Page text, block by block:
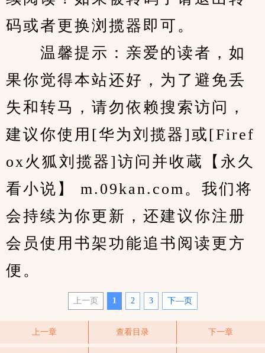
码或者更换浏揽器即可。
温馨提示：亲爱的读者，如
果你觉得本站还好，为了避免丢
失和转马，请勿依赖搜索访问，
建议你使用[华为刘揽器]或[Firef
ox火狐刘揽器]访问并收蔵【永久
看小说】 m.09kan.com。我们将
会持续为你更新，还建议你注册
会员使用书架功能追书阅读更方
便。
上一页 1 2 3 下—页
上一章 查看目录 下一章